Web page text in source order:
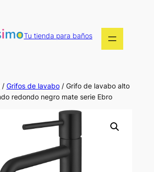
Tu tienda para baños
/ Grifos de lavabo/ Grifo de lavabo alto
redondo negro mate serie Ebro